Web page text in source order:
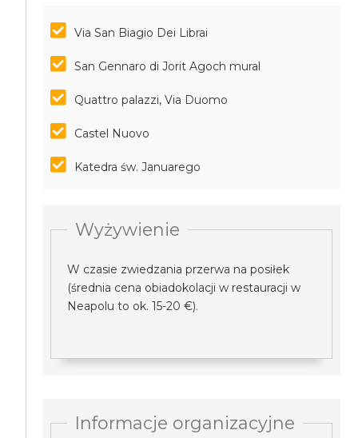
Via San Biagio Dei Librai
San Gennaro di Jorit Agoch mural
Quattro palazzi, Via Duomo
Castel Nuovo
Katedra św. Januarego
Wyżywienie
W czasie zwiedzania przerwa na posiłek
(średnia cena obiadokolacji w restauracji w
Neapolu to ok. 15-20 €).
Informacje organizacyjne